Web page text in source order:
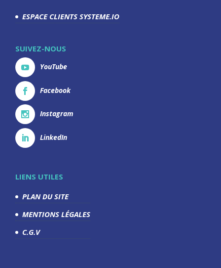
ESPACE CLIENTS SYSTEME.IO
SUIVEZ-NOUS
YouTube
Facebook
Instagram
LinkedIn
LIENS UTILES
PLAN DU SITE
MENTIONS LÉGALES
C.G.V